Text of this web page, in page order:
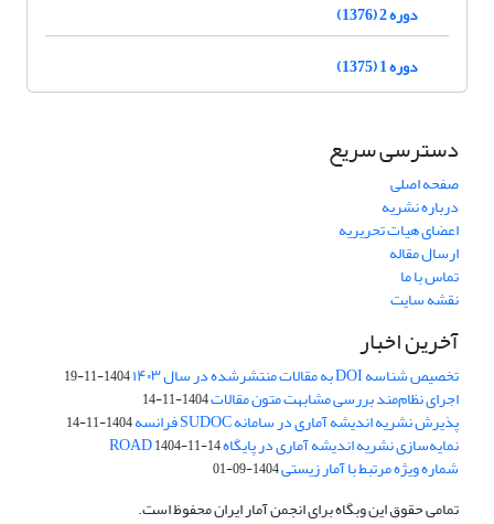
دوره 2 (1376)
دوره 1 (1375)
دسترسی سریع
صفحه اصلی
درباره نشریه
اعضای هیات تحریریه
ارسال مقاله
تماس با ما
نقشه سایت
آخرین اخبار
تخصیص شناسه DOI به مقالات منتشرشده در سال ۱۴۰۳ 1404-11-19
اجرای نظام‌مند بررسی مشابهت متون مقالات1404-11-14
پذیرش نشریه اندیشه آماری در سامانه SUDOC فرانسه 1404-11-14
نمایه‌سازی نشریه اندیشه آماری در پایگاه ROAD1404-11-14
شماره ویژه مرتبط با آمار زیستی1404-09-01
تمامی حقوق این وبگاه برای انجمن آمار ایران محفوظ است.